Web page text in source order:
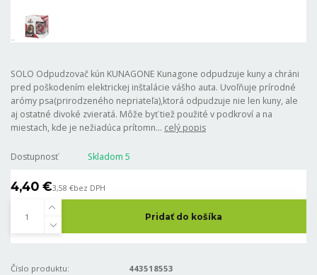
SOLO Odpudzovač kún KUNAGONE Kunagone odpudzuje kuny a chráni
pred poškodením elektrickej inštalácie vášho auta. Uvoľňuje prírodné
arómy psa(prirodzeného nepriateľa),ktorá odpudzuje nie len kuny, ale
aj ostatné divoké zvieratá. Môže byť tiež použité v podkroví a na
miestach, kde je nežiadúca prítomn... celý popis
Dostupnosť Skladom 5
4,40 €3,58 €bez DPH
Pridať do košíka
Číslo produktu:
443518553